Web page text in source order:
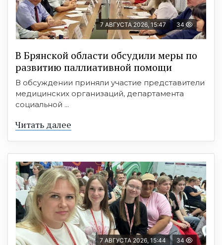
7 АВГУСТА 2026, 15:47 34
В Брянской области обсудили меры по
развитию паллиативной помощи
В обсуждении приняли участие представители
медицинских организаций, департамента
социальной ...
Читать далее
7 АВГУСТА 2026, 15:44 34